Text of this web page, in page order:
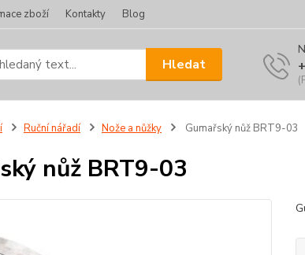
zboží Kontakty Blog
Hledat
Ruční nářadí Nože a nůžky Gumařský nůž BRT9-03
nůž BRT9-03